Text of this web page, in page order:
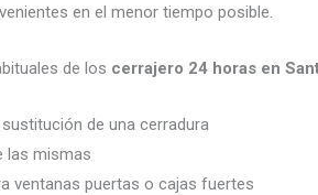
en el menor tiempo posible.
de los cerrajero 24 horas en
de una cerradura
las mismas
ventanas puertas o cajas fuertes